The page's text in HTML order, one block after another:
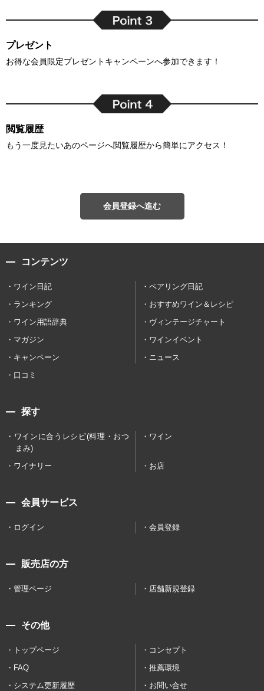
プレゼント
お得な会員限定プレゼントキャンペーンへ参加できます！
閲覧履歴
もう一度見たいあのページへ閲覧履歴から簡単にアクセス！
会員登録へ進む
コンテンツ
ワイン日記
ペアリング日記
ランキング
おすすめワイン＆レシピ
ワイン用語辞典
ヴィンテージチャート
マガジン
ワインイベント
キャンペーン
ニュース
口コミ
探す
ワインに合うレシピ(料理・おつ
まみ)
ワイン
ワイナリー お店
会員サービス
ログイン 会員登録
販売店の方
管理ページ 店舗新規登録
その他
トップページ
コンセプト
FAQ
推薦環境
システム更新履歴
お問い合せ